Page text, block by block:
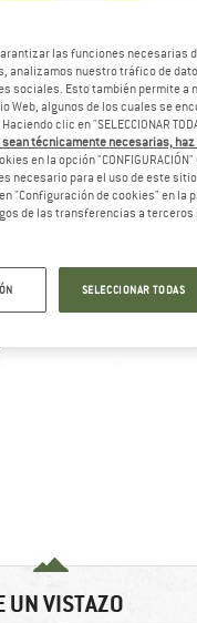
UN VISTAZO
las funciones necesarias
nuestro tráfico de
sociales. Esto también permite
Web, algunos de los cuales se
clic en "SELECCIONAR
técnicamente necesarias,
en la opción
necesario para el uso de este
"Configuración de cookies" en la
de las transferencias a terceros
SELECCIONAR TODAS